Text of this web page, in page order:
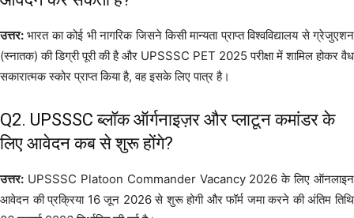
उत्तर: भारत का कोई भी नागरिक जिसने किसी मान्यता प्राप्त विश्वविद्यालय से ग्रेजुएशन
(स्नातक) की डिग्री पूरी की है और UPSSSC PET 2025 परीक्षा में शामिल होकर वैध
सकारात्मक स्कोर प्राप्त किया है, वह इसके लिए पात्र है।
Q2. UPSSSC ब्लॉक ऑर्गनाइज़र और प्लाटून कमांडर के
लिए आवेदन कब से शुरू होंगे?
उत्तर: UPSSSC Platoon Commander Vacancy 2026 के लिए ऑनलाइन
आवेदन की प्रक्रिया 16 जून 2026 से शुरू होगी और फॉर्म जमा करने की अंतिम तिथि